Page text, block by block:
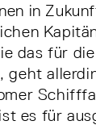
in
das für
geht
es für